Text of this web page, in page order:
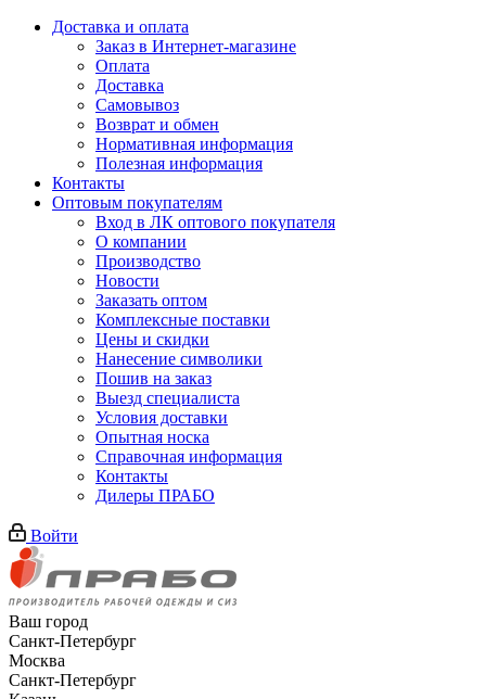
Доставка и оплата
Заказ в Интернет-магазине
Оплата
Доставка
Самовывоз
Возврат и обмен
Нормативная информация
Полезная информация
Контакты
Оптовым покупателям
Вход в ЛК оптового покупателя
О компании
Производство
Новости
Заказать оптом
Комплексные поставки
Цены и скидки
Нанесение символики
Пошив на заказ
Выезд специалиста
Условия доставки
Опытная носка
Справочная информация
Контакты
Дилеры ПРАБО
Войти
Ваш город
Санкт-Петербург
Москва
Санкт-Петербург